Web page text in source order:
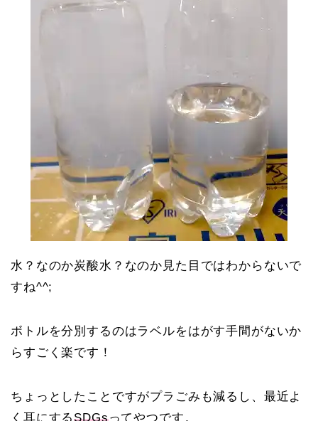
水？なのか炭酸水？なのか見た目ではわからないで
すね^^;
ボトルを分別するのはラベルをはがす手間がないか
らすごく楽です！
ちょっとしたことですがプラごみも減るし、最近よ
く耳にするSDGsってやつです。